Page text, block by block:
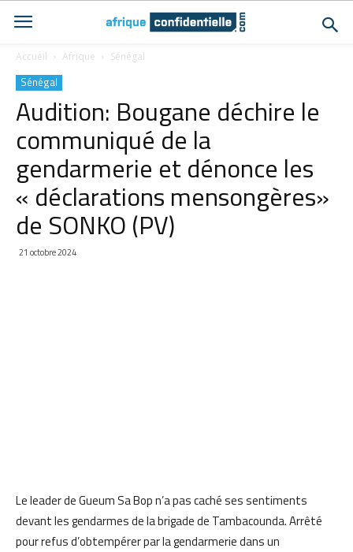
Accueil Afrique Sénégal
Sénégal
Audition: Bougane déchire le
communiqué de la
gendarmerie et dénonce les
« déclarations mensongères»
de SONKO (PV)
21 octobre 2024
Le leader de Gueum Sa Bop n’a pas caché ses sentiments
devant les gendarmes de la brigade de Tambacounda. Arrêté
pour refus d’obtempérer par la gendarmerie dans un